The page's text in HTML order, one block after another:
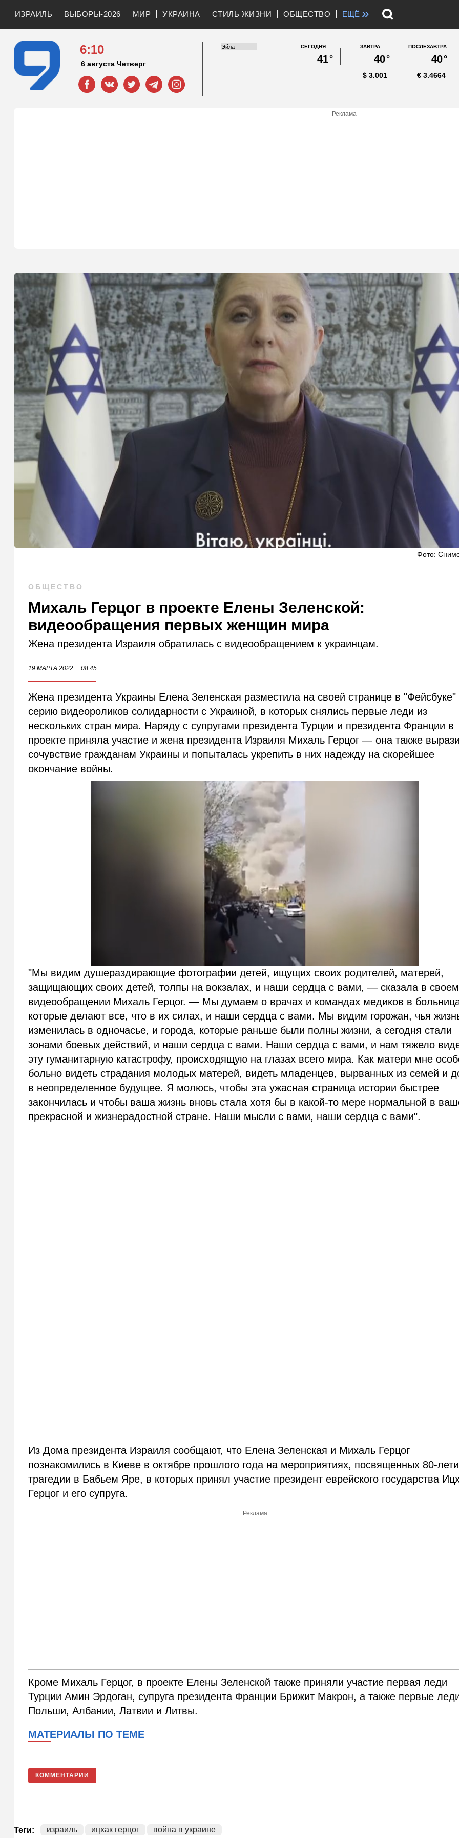
ИЗРАИЛЬ ВЫБОРЫ-2026 МИР УКРАИНА СТИЛЬ ЖИЗНИ ОБЩЕСТВО ЕЩЁ »
6:11
6 августа Четверг
СЕГОДНЯ
41°
ЗАВТРА
40°
ПОСЛЕЗАВТРА
40°
3.001
$ 3.4664
€
Реклама
Фото:
ОБЩЕСТВО
Михаль Герцог в проекте Елены Зеленской:
видеообращения первых женщин мира
Жена президента Израиля обратилась с видеообращением к украинцам.
19 МАРТА 2022 08:45
Жена президента Украины Елена Зеленская разместила на своей странице в "Фейсбуке"
серию видеороликов солидарности с Украиной, в которых снялись первые леди из
нескольких стран мира. Наряду с супругами президента Турции и президента Франции в
проекте приняла участие и жена президента Израиля Михаль Герцог— она также
сочувствие гражданам Украины и попыталась укрепить в них надежду на скорейшее
окончание войны.
"Мы видим душераздирающие фотографии детей, ищущих своих родителей, матерей,
защищающих своих детей, толпы на вокзалах, и наши сердца с вами,— сказала в своем
видеообращении Михаль Герцог.— Мы думаем о врачах и командах медиков в
которые делают все, что в их силах, и наши сердца с вами. Мы видим горожан, чья
изменилась в одночасье, и города, которые раньше были полны жизни, а сегодня стали
зонами боевых действий, и наши сердца с вами. Наши сердца с вами, и нам тяжело
эту гуманитарную катастрофу, происходящую на глазах всего мира. Как матери мне
больно видеть страдания молодых матерей, видеть младенцев, вырванных из семей и
в неопределенное будущее. Я молюсь, чтобы эта ужасная страница истории быстрее
закончилась и чтобы ваша жизнь вновь стала хотя бы в какой-то мере нормальной в
прекрасной и жизнерадостной стране. Наши мысли с вами, наши сердца с вами".
Из Дома президента Израиля сообщают, что Елена Зеленская и Михаль Герцог
познакомились в Киеве в октябре прошлого года на мероприятиях, посвященных 80-
трагедии в Бабьем Яре, в которых принял участие президент еврейского государства
Герцог и его супруга.
Реклама
Кроме Михаль Герцог, в проекте Елены Зеленской также приняли участие первая леди
Турции Амин Эрдоган, супруга президента Франции Брижит Макрон, а также первые
Польши, Албании, Латвии и Литвы.
МАТЕРИАЛЫ ПО ТЕМЕ
КОММЕНТАРИИ
Теги: израиль ицхак герцог война в украине